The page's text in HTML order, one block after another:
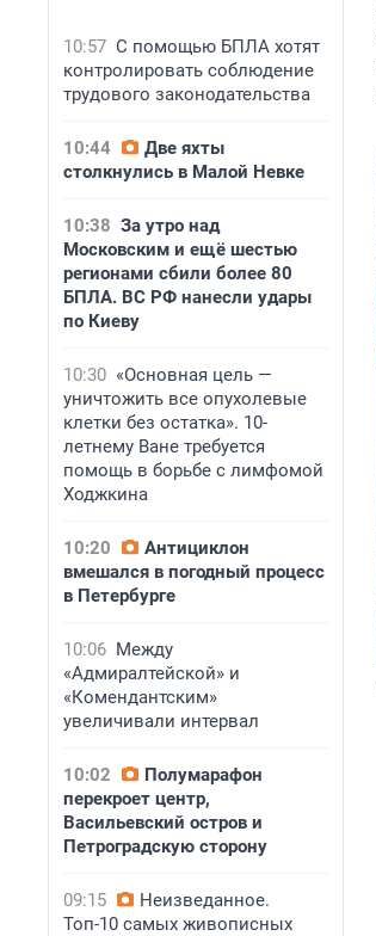
10:57 С помощью БПЛА хотят
контролировать соблюдение
трудового законодательства
10:44
Две яхты
столкнулись в Малой Невке
10:38 За утро над
Московским и ещё шестью
регионами сбили более 80
БПЛА. ВС РФ нанесли удары
по Киеву
10:30 «Основная цель —
уничтожить все опухолевые
клетки без остатка». 10-
летнему Ване требуется
помощь в борьбе с лимфомой
Ходжкина
10:20
Антициклон
вмешался в погодный процесс
в Петербурге
10:06 Между
«Адмиралтейской» и
«Комендантским»
увеличивали интервал
10:02
Полумарафон
перекроет центр,
Васильевский остров и
Петроградскую сторону
09:15
Неизведанное.
Топ-10 самых живописных